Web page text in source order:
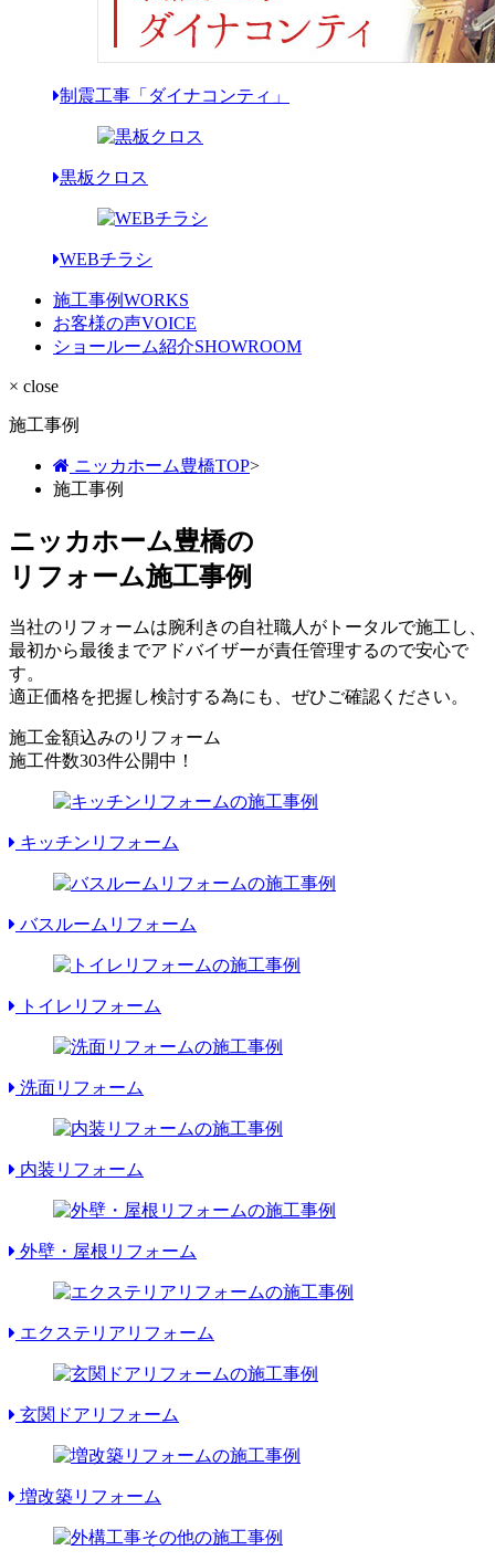
制震工事「ダイナコンティ」
黒板クロス
WEBチラシ
施工事例WORKS
お客様の声VOICE
ショールーム紹介SHOWROOM
× close
施工事例
ニッカホーム豊橋TOP>
施工事例
ニッカホーム豊橋の
リフォーム施工事例
当社のリフォームは腕利きの自社職人がトータルで施工し、
最初から最後までアドバイザーが責任管理するので安心で
す。
適正価格を把握し検討する為にも、ぜひご確認ください。
施工金額込みのリフォーム
施工件数303件公開中！
キッチンリフォーム
バスルームリフォーム
トイレリフォーム
洗面リフォーム
内装リフォーム
外壁・屋根リフォーム
エクステリアリフォーム
玄関ドアリフォーム
増改築リフォーム